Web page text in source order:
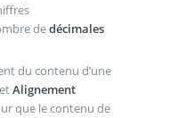
dedécimales
du contenu d’une
Alignement
que le contenu de